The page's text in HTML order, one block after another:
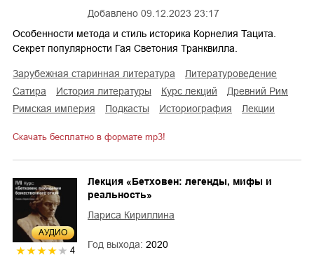
Добавлено 09.12.2023 23:17
Особенности метода и стиль историка Корнелия Тацита.
Секрет популярности Гая Светония Транквилла.
зарубежная старинная литература
литературоведение
сатира
история литературы курс лекций
Древний Рим
Римская империя
подкасты историография лекции
Скачать бесплатно в формате mp3!
AУДИО
4
Лекция «Бетховен: легенды, мифы и
реальность»
Лариса Кириллина
Год выхода: 2020